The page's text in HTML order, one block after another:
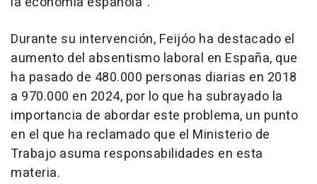
Durante su intervención, Feijóo ha destacado el
aumento del absentismo laboral en España, que
ha pasado de 480.000 personas diarias en 2018
a 970.000 en 2024, por lo que ha subrayado la
importancia de abordar este problema, un punto
en el que ha reclamado que el Ministerio de
Trabajo asuma responsabilidades en esta
materia.